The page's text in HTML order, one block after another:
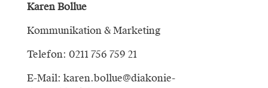
Karen Bollue
Kommunikation & Marketing
Telefon: 0211 756 759 21
E-Mail: karen.bollue@diakonie-